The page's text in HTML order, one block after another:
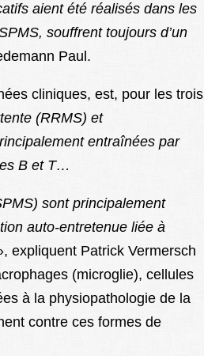
aient été réalisés dans les
souffrent toujours d’un
Paul.
cliniques, est, pour les trois
(RRMS) et
entraînées par
B et T…
) sont principalement
auto-entretenue liée à
expliquent Patrick Vermersch
(microglie), cellules
à la physiopathologie de la
contre ces formes de